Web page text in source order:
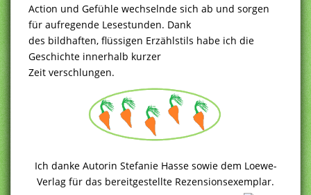
Action und Gefühle wechselnde sich ab und sorgen
für aufregende Lesestunden. Dank
des bildhaften, flüssigen Erzählstils habe ich die
Geschichte innerhalb kurzer
Zeit verschlungen.
Ich danke Autorin Stefanie Hasse sowie dem Loewe-
Verlag für das bereitgestellte Rezensionsexemplar.